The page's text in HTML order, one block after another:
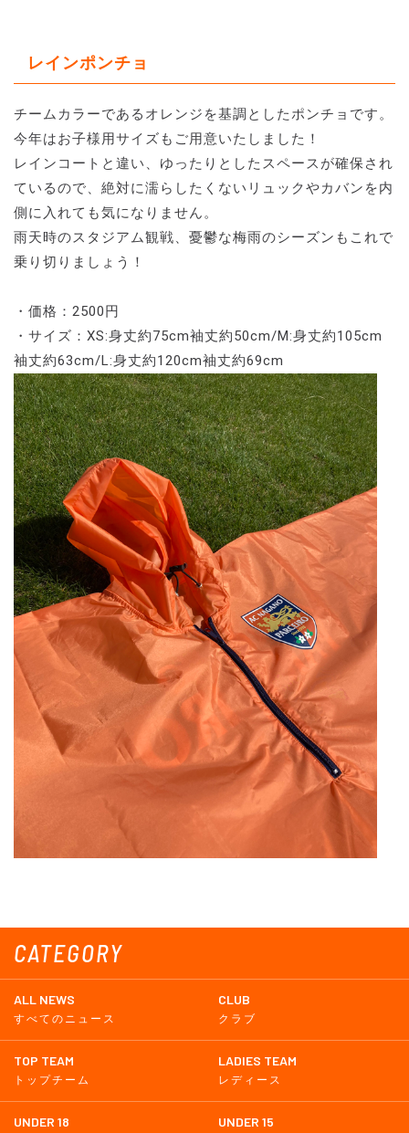
CATEGORY
ALL NEWS
すべてのニュース
CLUB
クラブ
TOP TEAM
トップチーム
LADIES TEAM
レディース
UNDER 18 UNDER 15
レインポンチョ
チームカラーであるオレンジを基調としたポンチョです。
今年はお子様用サイズもご用意いたしました！
レインコートと違い、ゆったりとしたスペースが確保され
ているので、絶対に濡らしたくないリュックやカバンを内
側に入れても気になりません。
雨天時のスタジアム観戦、憂鬱な梅雨のシーズンもこれで
乗り切りましょう！
・価格：2500円
・サイズ：XS:身丈約75cm袖丈約50cm/M:身丈約105cm
袖丈約63cm/L:身丈約120cm袖丈約69cm